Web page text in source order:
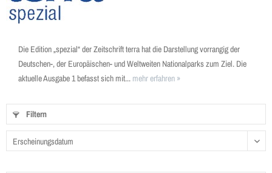
Die Edition „spezial“ der Zeitschrift terra hat die Darstellung vorrangig der
Deutschen-, der Europäischen- und Weltweiten Nationalparks zum Ziel. Die
aktuelle Ausgabe 1 befasst sich mit... mehr erfahren »
Filtern